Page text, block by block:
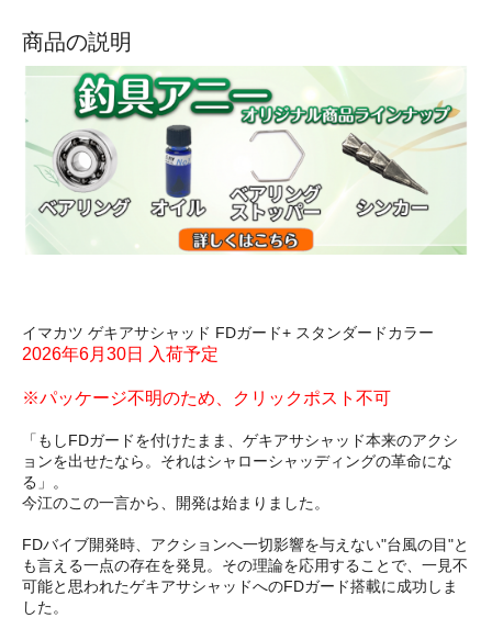
商品の説明
イマカツ ゲキアサシャッド FDガード+ スタンダードカラー
2026年6月30日 入荷予定
※パッケージ不明のため、クリックポスト不可
「もしFDガードを付けたまま、ゲキアサシャッド本来のアクシ
ョンを出せたなら。それはシャローシャッディングの革命にな
る」。
今江のこの一言から、開発は始まりました。
FDバイブ開発時、アクションへ一切影響を与えない"台風の目"と
も言える一点の存在を発見。その理論を応用することで、一見不
可能と思われたゲキアサシャッドへのFDガード搭載に成功しま
した。